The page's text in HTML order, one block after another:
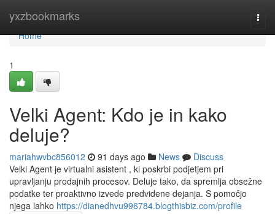
yxzbookmarks
Home
Home
1
Velki Agent: Kdo je in kako
deluje?
mariahwvbc856012 91 days ago News
Discuss
Velki Agent je virtualni asistent , ki poskrbi podjetjem pri
upravljanju prodajnih procesov. Deluje tako, da spremlja obsežne
podatke ter proaktivno izvede predvidene dejanja. S pomočjo
njega lahko https://dianedhvu996784.blogthisbiz.com/profile